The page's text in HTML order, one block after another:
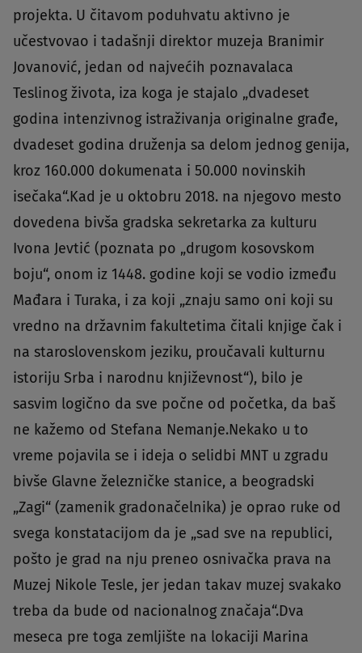
projekta. U čitavom poduhvatu aktivno je
učestvovao i tadašnji direktor muzeja Branimir
Jovanović, jedan od najvećih poznavalaca
Teslinog života, iza koga je stajalo „dvadeset
godina intenzivnog istraživanja originalne građe,
dvadeset godina druženja sa delom jednog genija,
kroz 160.000 dokumenata i 50.000 novinskih
isečaka“.Kad je u oktobru 2018. na njegovo mesto
dovedena bivša gradska sekretarka za kulturu
Ivona Jevtić (poznata po „drugom kosovskom
boju“, onom iz 1448. godine koji se vodio između
Mađara i Turaka, i za koji „znaju samo oni koji su
vredno na državnim fakultetima čitali knjige čak i
na staroslovenskom jeziku, proučavali kulturnu
istoriju Srba i narodnu književnost“), bilo je
sasvim logično da sve počne od početka, da baš
ne kažemo od Stefana Nemanje.Nekako u to
vreme pojavila se i ideja o selidbi MNT u zgradu
bivše Glavne železničke stanice, a beogradski
„Zagi“ (zamenik gradonačelnika) je oprao ruke od
svega konstatacijom da je „sad sve na republici,
pošto je grad na nju preneo osnivačka prava na
Muzej Nikole Tesle, jer jedan takav muzej svakako
treba da bude od nacionalnog značaja“.Dva
meseca pre toga zemljište na lokaciji Marina